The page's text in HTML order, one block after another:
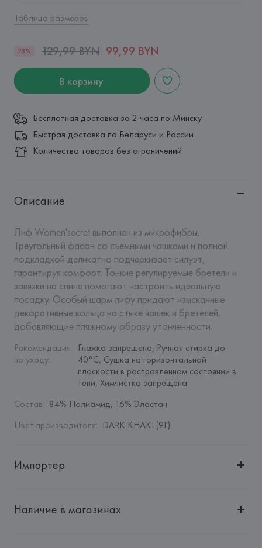
Таблица размеров
23% 129,99 BYN 99,99 BYN
В корзину
Бесплатная доставка за 2 часа по Минску
Быстрая доставка по Беларуси и России
Количество товаров без ограничений
Описание
Лиф Women'secret выполнен из микрофибры.
Треугольный фасон со съемными чашками и полной
подкладкой деликатно подчеркивает силуэт,
гарантируя комфорт. Тонкие регулируемые бретели и
завязки на спине помогают настроить идеальную
посадку. Особый шарм лифу придают изысканные
декоративные кольца на стыке чашек и бретелей,
добавляющие пляжному образу утонченности.
Рекомендация
по уходу:
Глажка запрещена, Ручная стирка до
40°C, Сушка на горизонтальной
плоскости в расправленном состоянии в
тени, Химчистка запрещена
Состав: 84% Полиамид, 16% Эластан
Цвет производителя: DARK KHAKI (91)
Импортер
"БелВиринея"
Наличие в магазинах